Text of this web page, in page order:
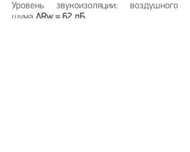
Уровень звукоизоляции: воздушного
шума ΔRw = 62 дБ